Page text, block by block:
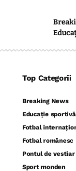
Top Categorii
Breaking News
Educație sportivă
Fotbal
Fotbal românesc
Pontul de vestiar
Sport monden